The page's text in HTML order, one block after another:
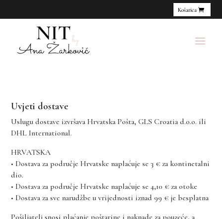
Košarica
Uvjeti dostave
Uslugu dostave izvršava Hrvatska Pošta, GLS Croatia d.o.o. ili
DHL International.
HRVATSKA
• Dostava za područje Hrvatske naplaćuje se 3 € za kontinetalni
dio.
• Dostava za područje Hrvatske naplaćuje se 4,10 € za otoke
• Dostava za sve narudžbe u vrijednosti iznad 99 € je besplatna
Pošiljatelj snosi plaćanje poštarine i naknade za pouzeće, a